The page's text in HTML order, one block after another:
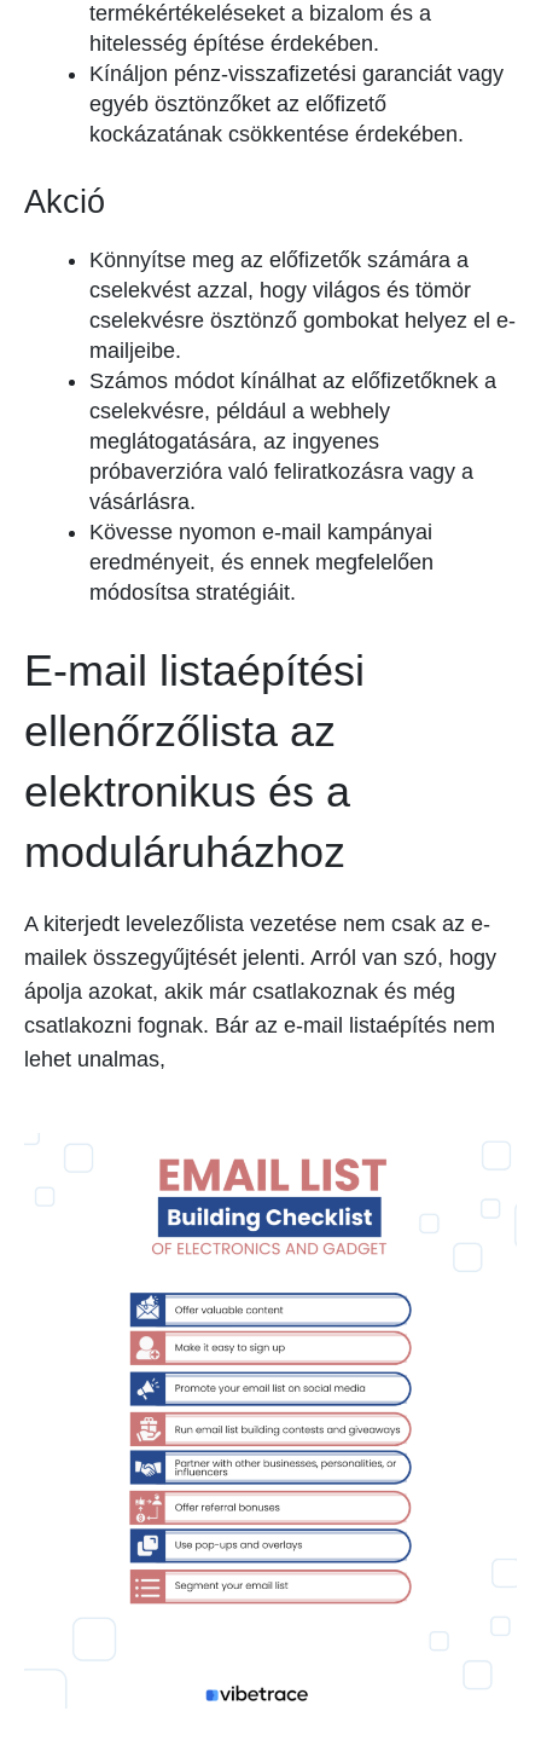
termékértékeléseket a bizalom és a
hitelesség építése érdekében.
Kínáljon pénz-visszafizetési garanciát vagy
egyéb ösztönzőket az előfizető
kockázatának csökkentése érdekében.
Akció
Könnyítse meg az előfizetők számára a
cselekvést azzal, hogy világos és tömör
cselekvésre ösztönző gombokat helyez el e-
mailjeibe.
Számos módot kínálhat az előfizetőknek a
cselekvésre, például a webhely
meglátogatására, az ingyenes
próbaverzióra való feliratkozásra vagy a
vásárlásra.
Kövesse nyomon e-mail kampányai
eredményeit, és ennek megfelelően
módosítsa stratégiáit.
E-mail listaépítési
ellenőrzőlista az
elektronikus és a
moduláruházhoz
A kiterjedt levelezőlista vezetése nem csak az e-
mailek összegyűjtését jelenti. Arról van szó, hogy
ápolja azokat, akik már csatlakoznak és még
csatlakozni fognak. Bár az e-mail listaépítés nem
lehet unalmas,